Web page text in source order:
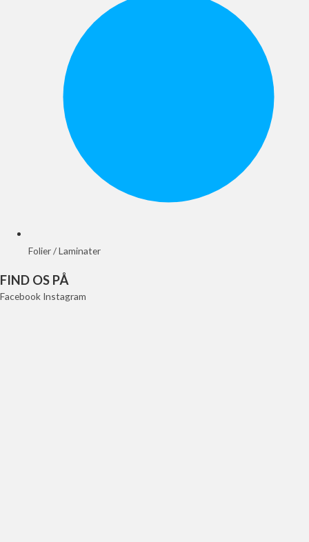
Folier / Laminater
FIND OS PÅ
Facebook Instagram